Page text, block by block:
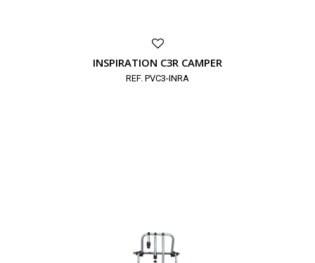
INSPIRATION C3R CAMPER
REF. PVC3-INRA